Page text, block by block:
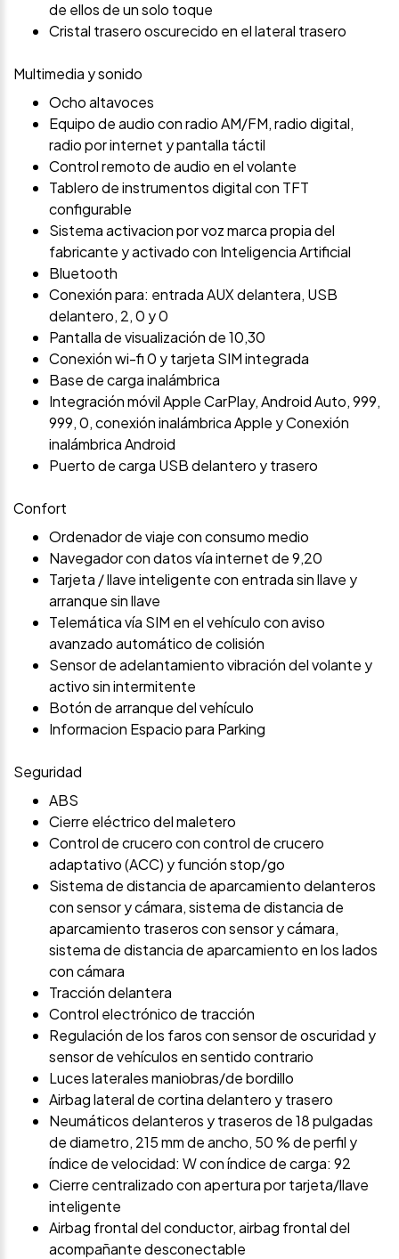
de ellos de un solo toque
Cristal trasero oscurecido en el lateral trasero
Multimedia y sonido
Ocho altavoces
Equipo de audio con radio AM/FM, radio digital,
radio por internet y pantalla táctil
Control remoto de audio en el volante
Tablero de instrumentos digital con TFT
configurable
Sistema activacion por voz marca propia del
fabricante y activado con Inteligencia Artificial
Bluetooth
Conexión para: entrada AUX delantera, USB
delantero, 2, 0 y 0
Pantalla de visualización de 10,30
Conexión wi-fi 0 y tarjeta SIM integrada
Base de carga inalámbrica
Integración móvil Apple CarPlay, Android Auto, 999,
999, 0, conexión inalámbrica Apple y Conexión
inalámbrica Android
Puerto de carga USB delantero y trasero
Confort
Ordenador de viaje con consumo medio
Navegador con datos vía internet de 9,20
Tarjeta / llave inteligente con entrada sin llave y
arranque sin llave
Telemática vía SIM en el vehículo con aviso
avanzado automático de colisión
Sensor de adelantamiento vibración del volante y
activo sin intermitente
Botón de arranque del vehículo
Informacion Espacio para Parking
Seguridad
ABS
Cierre eléctrico del maletero
Control de crucero con control de crucero
adaptativo (ACC) y función stop/go
Sistema de distancia de aparcamiento delanteros
con sensor y cámara, sistema de distancia de
aparcamiento traseros con sensor y cámara,
sistema de distancia de aparcamiento en los lados
con cámara
Tracción delantera
Control electrónico de tracción
Regulación de los faros con sensor de oscuridad y
sensor de vehículos en sentido contrario
Luces laterales maniobras/de bordillo
Airbag lateral de cortina delantero y trasero
Neumáticos delanteros y traseros de 18 pulgadas
de diametro, 215 mm de ancho, 50 % de perfil y
índice de velocidad: W con índice de carga: 92
Cierre centralizado con apertura por tarjeta/llave
inteligente
Airbag frontal del conductor, airbag frontal del
acompañante desconectable